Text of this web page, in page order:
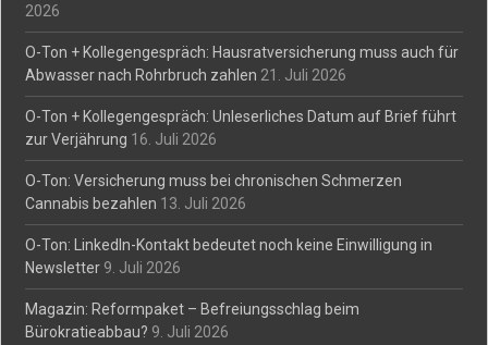
2026
O-Ton + Kollegengespräch: Hausratversicherung muss auch für
Abwasser nach Rohrbruch zahlen 21. Juli 2026
O-Ton + Kollegengespräch: Unleserliches Datum auf Brief führt
zur Verjährung 16. Juli 2026
O-Ton: Versicherung muss bei chronischen Schmerzen
Cannabis bezahlen 13. Juli 2026
O-Ton: LinkedIn-Kontakt bedeutet noch keine Einwilligung in
Newsletter 9. Juli 2026
Magazin: Reformpaket – Befreiungsschlag beim
Bürokratieabbau? 9. Juli 2026